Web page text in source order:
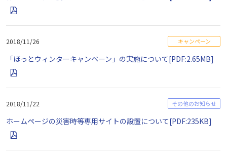
2018/11/26 キャンペーン
「ほっとウィンターキャンペーン」の実施について[PDF:2.65MB]
2018/11/22 その他のお知らせ
ホームページの災害時等専用サイトの設置について[PDF:235KB]